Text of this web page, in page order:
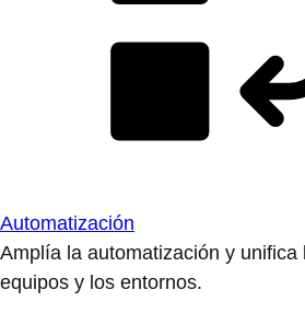
Automatización
Amplía la automatización y unifica
equipos y los entornos.